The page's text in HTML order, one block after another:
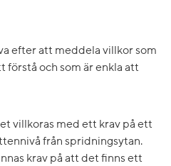
efter att meddela villkor som
förstå och som är enkla att
villkoras med ett krav på ett
från spridningsytan.
krav på att det finns ett